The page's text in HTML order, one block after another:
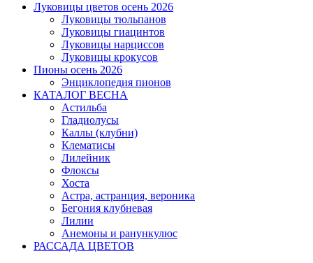
Луковицы цветов осень 2026
Луковицы тюльпанов
Луковицы гиацинтов
Луковицы нарциссов
Луковицы крокусов
Пионы осень 2026
Энциклопедия пионов
КАТАЛОГ ВЕСНА
Астильба
Гладиолусы
Каллы (клубни)
Клематисы
Лилейник
Флоксы
Хоста
Астра, астранция, вероника
Бегония клубневая
Лилии
Анемоны и ранункулюс
РАССАДА ЦВЕТОВ